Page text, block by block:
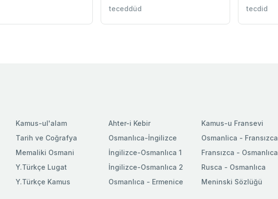
teceddüd tecdid
Kamus-ul'alam
Tarih ve Coğrafya
Memaliki Osmani
Y.Türkçe Lugat
Y.Türkçe Kamus
Ahter-i Kebir
Osmanlıca-İngilizce
İngilizce-Osmanlıca 1
İngilizce-Osmanlıca 2
Osmanlıca - Ermenice
Kamus-u Fransevi
Osmanlica - Fransızca
Fransızca - Osmanlıca
Rusca - Osmanlıca
Meninski Sözlüğü